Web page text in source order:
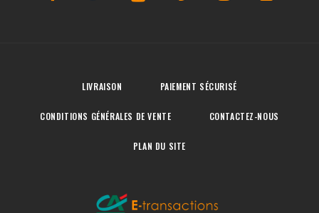
LIVRAISON PAIEMENT SÉCURISÉ
CONDITIONS GÉNÉRALES DE VENTE CONTACTEZ-NOUS
PLAN DU SITE